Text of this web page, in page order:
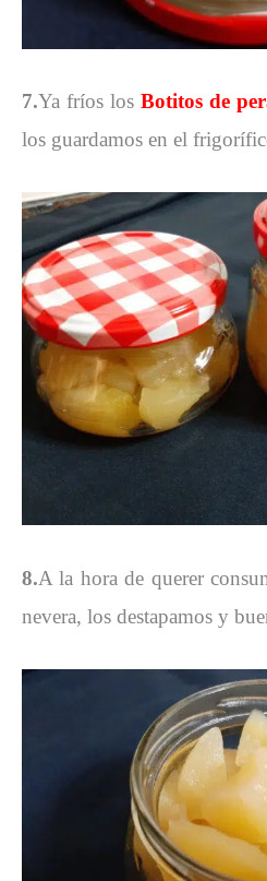
7.Ya fríos los Botitos de
los guardamos en el
8.A la hora de querer
nevera, los destapamos y